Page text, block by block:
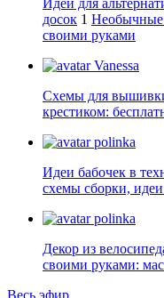
Идеи для
досок 1 Необычные
своими руками
Vanessa
Схемы для
крестиком:
polinka
Идеи бабочек в
схемы сборки,
polinka
Декор из
своими руками: